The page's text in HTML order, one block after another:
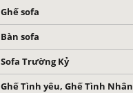
Ghế sofa
Bàn sofa
Sofa Trường Kỷ
Ghế Tình yêu, Ghế Tình Nhân